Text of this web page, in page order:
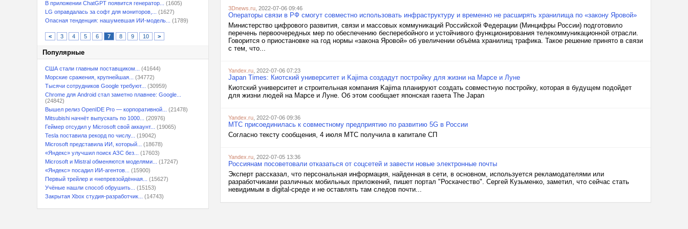
В приложении ChatGPT появится генератор...
(1605)
LG оправдалась за софт для мониторов,...
(1627)
Опасная тенденция: нашумевшая ИИ-модель...
(1789)
< 3 4 5 6 7 8 9 10 >
Популярные
США стали главным поставщиком...
(41644)
Морские сражения, крупнейшая...
(34772)
Тысячи сотрудников Google требуют...
(30959)
Chrome для Android стал заметно плавнее: Google...
(24842)
Вышел релиз OpenIDE Pro — корпоративной...
(21478)
Mitsubishi начнёт выпускать по 1000...
(20976)
Геймер отсудил у Microsoft свой аккаунт...
(19065)
Tesla поставила рекорд по числу...
(19042)
Microsoft представила ИИ, который...
(18678)
«Яндекс» улучшил поиск АЗС без...
(17603)
Microsoft и Mistral обменяются моделями...
(17247)
«Яндекс» посадил ИИ-агентов...
(15900)
Первый трейлер и «непревзойдённая...
(15627)
Учёные нашли способ обрушить...
(15153)
Закрытая Xbox студия-разработчик...
(14743)
3Dnews.ru , 2022-07-06 09:46
Операторы связи в РФ смогут совместно использовать инфраструктуру и временно не расширять хранилища по «закону Яровой»
Министерство цифрового развития, связи и массовых коммуникаций Российской Федерации (Минцифры России) подготовило
перечень первоочередных мер по обеспечению бесперебойного и устойчивого функционирования телекоммуникационной отрасли.
Говорится о приостановке на год нормы «закона Яровой» об увеличении объёма хранилищ трафика. Такое решение принято в связи
с тем, что...
Yandex.ru , 2022-07-06 07:23
Japan Times: Киотский университет и Kajima создадут постройку для жизни на Марсе и Луне
Киотский университет и строительная компания Kajima планируют создать совместную постройку, которая в будущем подойдет
для жизни людей на Марсе и Луне. Об этом сообщает японская газета The Japan
Yandex.ru , 2022-07-06 09:36
МТС присоединилась к совместному предприятию по развитию 5G в России
Согласно тексту сообщения, 4 июля МТС получила в капитале СП
Yandex.ru , 2022-07-05 13:36
Россиянам посоветовали отказаться от соцсетей и завести новые электронные почты
Эксперт рассказал, что персональная информация, найденная в сети, в основном, используется рекламодателями или
разработчиками различных мобильных приложений, пишет портал "Роскачество". Сергей Кузьменко, заметил, что сейчас стать
невидимым в digital-среде и не оставлять там следов почти...